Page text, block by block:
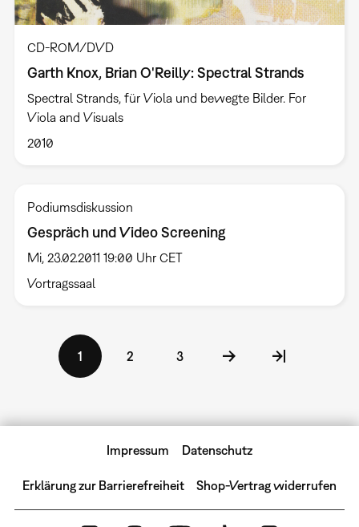
CD-ROM/DVD
Garth Knox, Brian O'Reilly: Spectral Strands
Spectral Strands, für Viola und bewegte Bilder. For
Viola and Visuals
2010
Podiumsdiskussion
Gespräch und Video Screening
Mi, 23.02.2011 19:00 Uhr CET
Vortragssaal
Aktuelle
Seite
1 Seite
2 Seite
3
Impressum Datenschutz
Erklärung zur Barrierefreiheit Shop-Vertrag widerrufen